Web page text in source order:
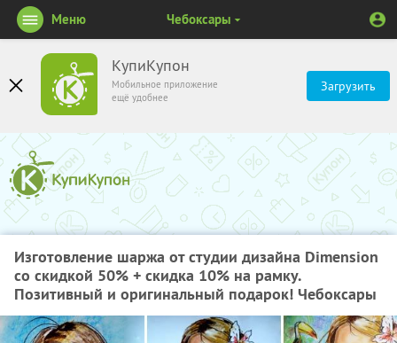
КупиКупон
Мобильное приложение
ещё удобнее
Загрузить
Меню Чебоксары
Изготовление шаржа от студии дизайна Dimension
со скидкой 50% + скидка 10% на рамку.
Позитивный и оригинальный подарок! Чебоксары